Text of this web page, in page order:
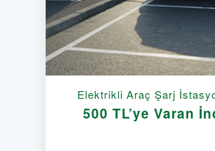
Elektrikli Araç Şarj
500 TL’ye Varan